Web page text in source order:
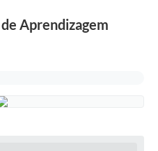
Aprendizagem